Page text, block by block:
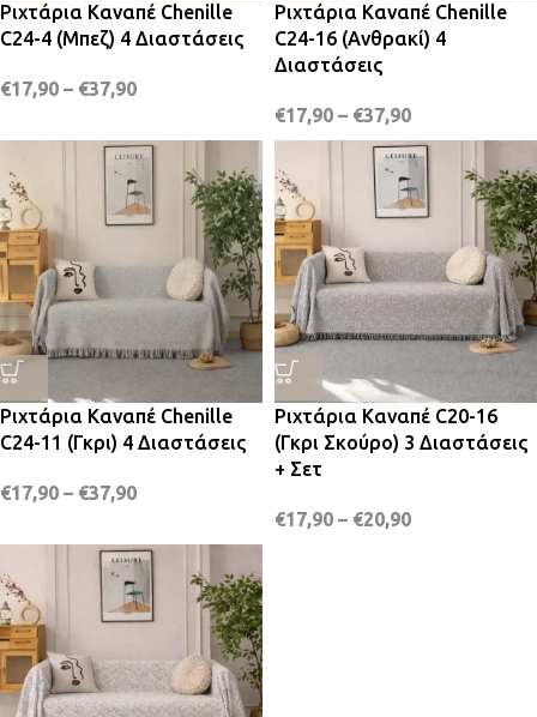
Ριχτάρια Καναπέ Chenille
C24-4 (Μπεζ) 4 Διαστάσεις
€17,90 – €37,90
Ριχτάρια Καναπέ Chenille
C24-16 (Ανθρακί) 4
Διαστάσεις
€17,90 – €37,90
Ριχτάρια Καναπέ Chenille
C24-11 (Γκρι) 4 Διαστάσεις
€17,90 – €37,90
Ριχτάρια Καναπέ C20-16
(Γκρι Σκούρο) 3 Διαστάσεις
+ Σετ
€17,90 – €20,90